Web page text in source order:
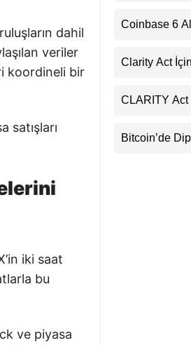
dahil
veriler
koordineli bir
iki saat
bu
ve piyasa
Coinbase 6
Clarity Act
CLARITY Act
Bitcoin’de